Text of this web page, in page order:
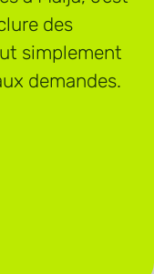
des
simplement
demandes.